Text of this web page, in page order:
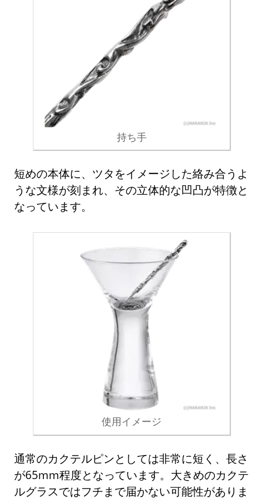
持ち手
短めの本体に、ツタをイメージした絡み合うよ
うな文様が刻まれ、その立体的な凹凸が特徴と
なっています。
使用イメージ
通常のカクテルピンとしては非常に短く、長さ
が65mm程度となっています。大きめのカクテ
ルグラスではフチまで届かない可能性がありま